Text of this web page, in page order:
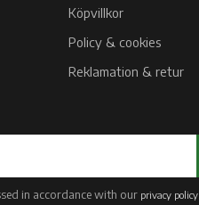
Köpvillkor
Policy & cookies
Reklamation & retur
in accordance with our privacy policy